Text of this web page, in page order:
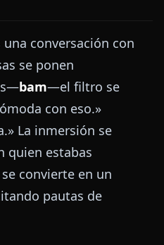
una conversación con
se ponen
bam—el filtro se
con eso.»
La inmersión se
quien estabas
convierte en un
pautas de